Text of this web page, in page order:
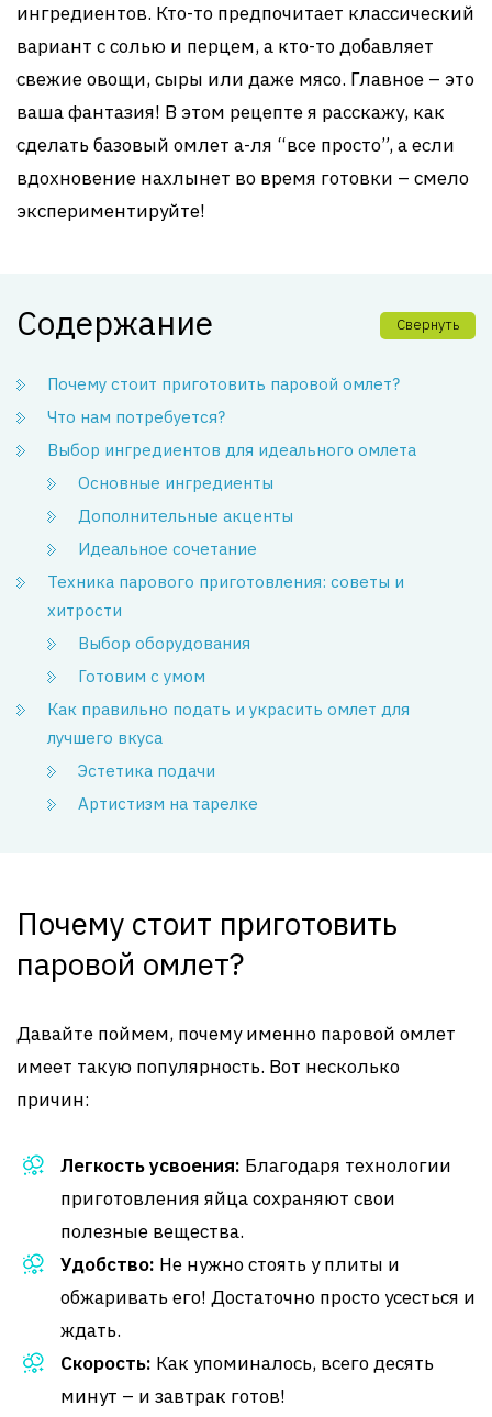
ингредиентов. Кто-то предпочитает классический
вариант с солью и перцем, а кто-то добавляет
свежие овощи, сыры или даже мясо. Главное – это
ваша фантазия! В этом рецепте я расскажу, как
сделать базовый омлет а-ля “все просто”, а если
вдохновение нахлынет во время готовки – смело
экспериментируйте!
Содержание Свернуть
Почему стоит приготовить паровой омлет?
Что нам потребуется?
Выбор ингредиентов для идеального омлета
Основные ингредиенты
Дополнительные акценты
Идеальное сочетание
Техника парового приготовления: советы и
хитрости
Выбор оборудования
Готовим с умом
Как правильно подать и украсить омлет для
лучшего вкуса
Эстетика подачи
Артистизм на тарелке
Почему стоит приготовить
паровой омлет?
Давайте поймем, почему именно паровой омлет
имеет такую популярность. Вот несколько
причин:
Легкость усвоения: Благодаря технологии
приготовления яйца сохраняют свои
полезные вещества.
Удобство: Не нужно стоять у плиты и
обжаривать его! Достаточно просто усесться и
ждать.
Скорость: Как упоминалось, всего десять
минут – и завтрак готов!